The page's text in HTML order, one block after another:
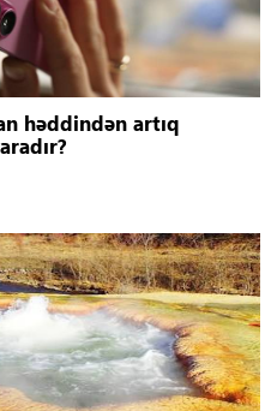
həddindən artıq